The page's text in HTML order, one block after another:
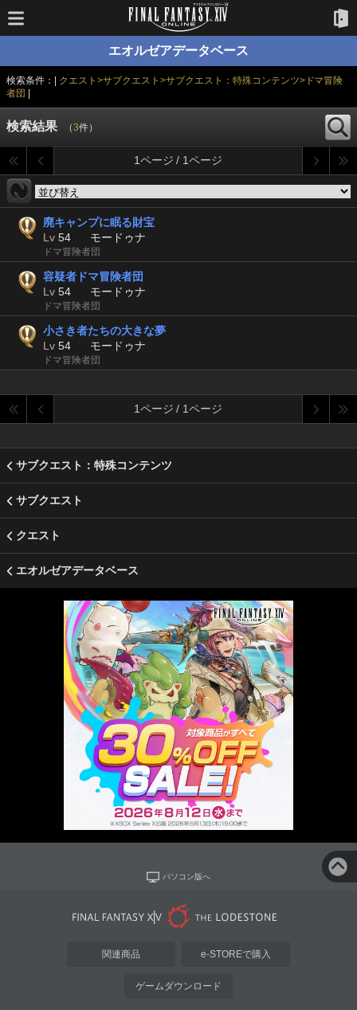
エオルゼアデータベース
検索条件：| クエスト>サブクエスト>サブクエスト：特殊コンテンツ>ドマ冒険
者団
検索結果 （3件）
1ページ / 1ページ
廃キャンプに眠る財宝
Lv 54 モードゥナ
ドマ冒険者団
容疑者ドマ冒険者団
Lv 54 モードゥナ
ドマ冒険者団
小さき者たちの大きな夢
Lv 54 モードゥナ
ドマ冒険者団
1ページ / 1ページ
サブクエスト：特殊コンテンツ
サブクエスト
クエスト
エオルゼアデータベース
パソコン版へ
関連商品 e-STOREで購入
ゲームダウンロード